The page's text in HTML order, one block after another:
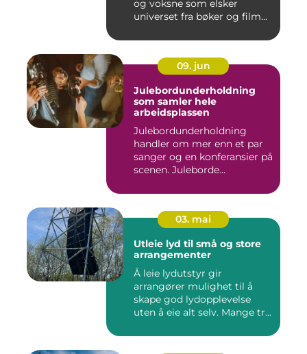
og voksne som elsker
universet fra bøker og film...
09. jun
Julebordunderholdning
som samler hele
arbeidsplassen
Julebordunderholdning
handler om mer enn et par
sanger og en konferansier på
scenen. Juleborde...
03. mai
Utleie lyd til små og store
arrangementer
Å leie lydutstyr gir
arrangører mulighet til å
skape god lydopplevelse
uten å eie alt selv. Mange tr...